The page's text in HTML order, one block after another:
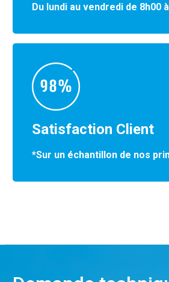
Du lundi au vendredi de 8h00
Satisfaction Client
*Sur un échantillon de nos